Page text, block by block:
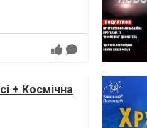
+ Космічна